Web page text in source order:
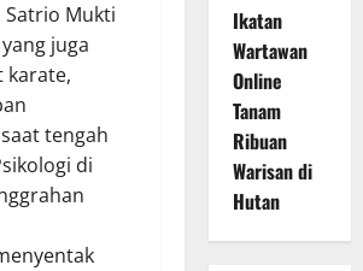
Mukti
juga
karate,
tengah
di
Ikatan
Wartawan
Online
Tanam
Ribuan
Warisan di
Hutan